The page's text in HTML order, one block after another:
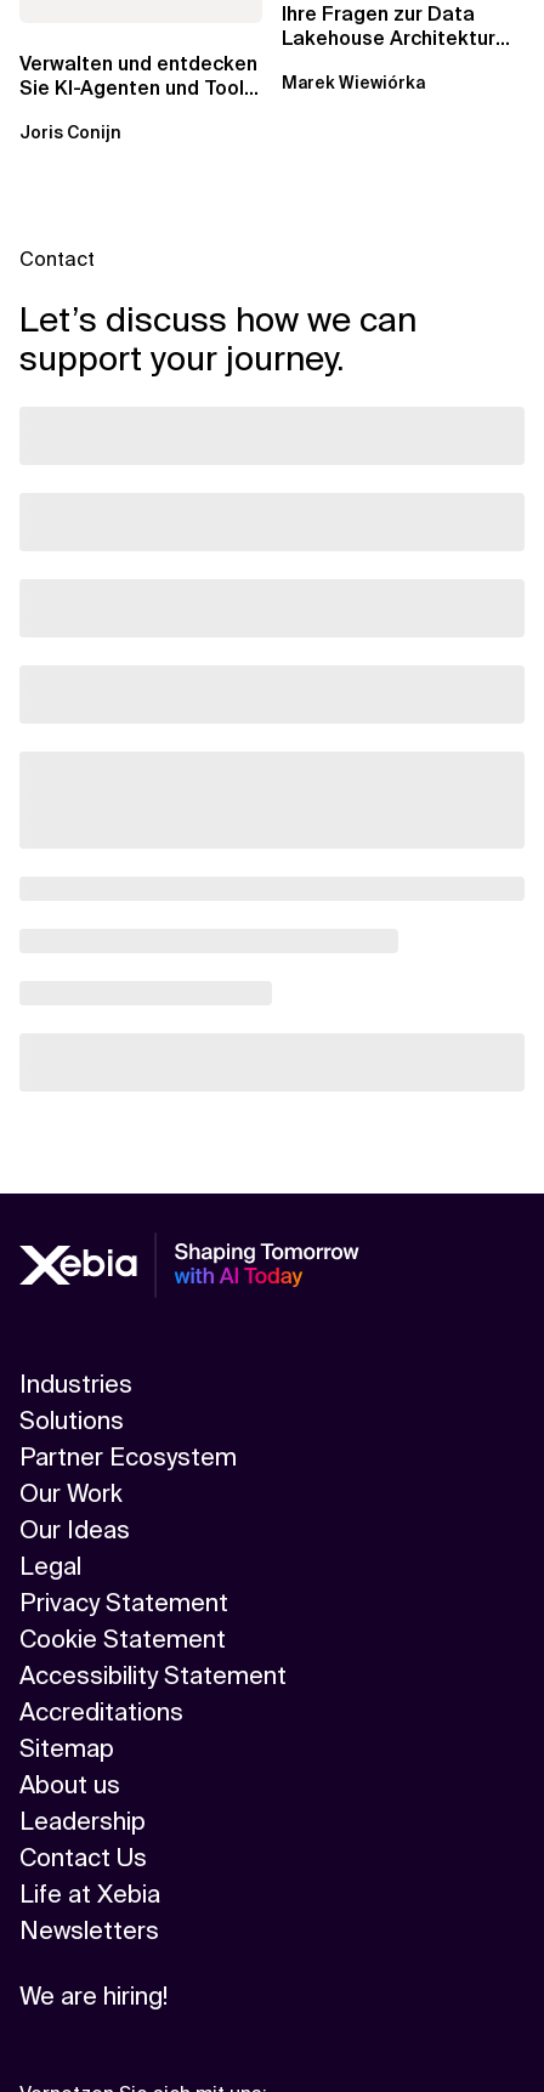
Verwalten und entdecken
Sie KI-Agenten und Tools
AgentCore...
Joris Conijn
Ihre Fragen zur Data
Lakehouse Architektur
Marek Wiewiórka
Contact
Let’s discuss how we can
support your journey.
Industries
Solutions
Partner Ecosystem
Our Work
Our Ideas
Legal
Privacy Statement
Cookie Statement
Accessibility Statement
Accreditations
Sitemap
About us
Leadership
Contact Us
Life at Xebia
Newsletters
We are hiring!